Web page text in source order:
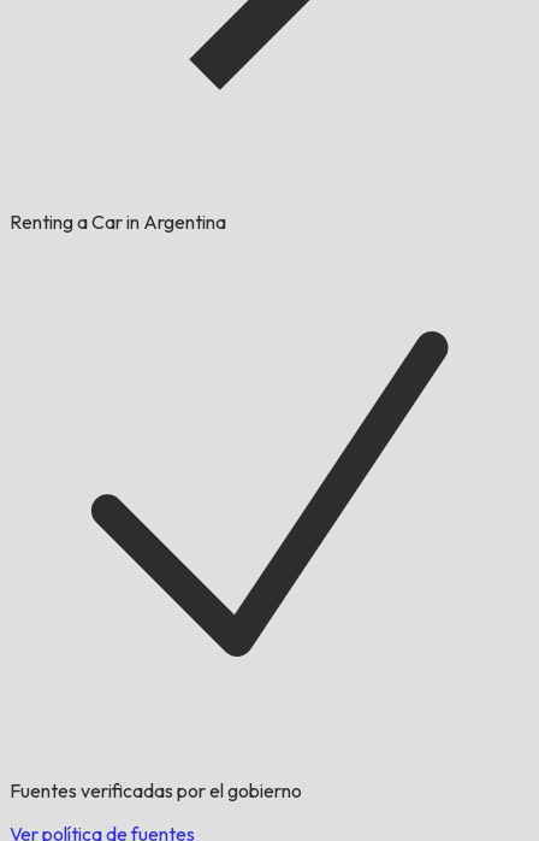
Renting a Car in Argentina
Fuentes verificadas por el gobierno
Ver política de fuentes